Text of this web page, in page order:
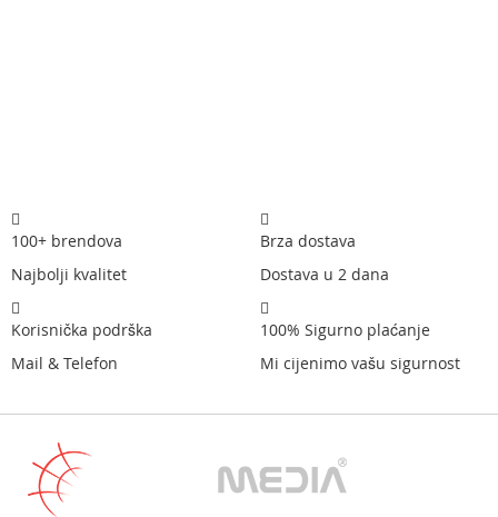
100+ brendova
Najbolji kvalitet
Brza dostava
Dostava u 2 dana
Korisnička podrška
Mail & Telefon
100% Sigurno plaćanje
Mi cijenimo vašu sigurnost